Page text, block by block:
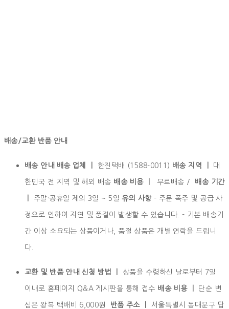
배송/교환 반품 안내
배송 안내 배송 업체 ㅣ 한진택배 (1588-0011) 배송 지역 ㅣ 대
한민국 전 지역 및 해외 배송 배송 비용 ㅣ 무료배송 / 배송 기간
주말·공휴일 제외 3일 ~ 5일유의 사항 - 주문 폭주 및 공급 사
정으로 인하여 지연 및 품절이 발생할 수 있습니다. - 기본 배송기
간 이상 소요되는 상품이거나, 품절 상품은 개별 연락을 드립니
다.
교환 및 반품 안내 신청 방법 ㅣ 상품을 수령하신 날로부터 7일
이내로 홈페이지 Q&A 게시판을 통해 접수 배송 비용 ㅣ 단순 변
심은 왕복 택배비 6,000원 반품 주소 ㅣ 서울특별시 동대문구 답